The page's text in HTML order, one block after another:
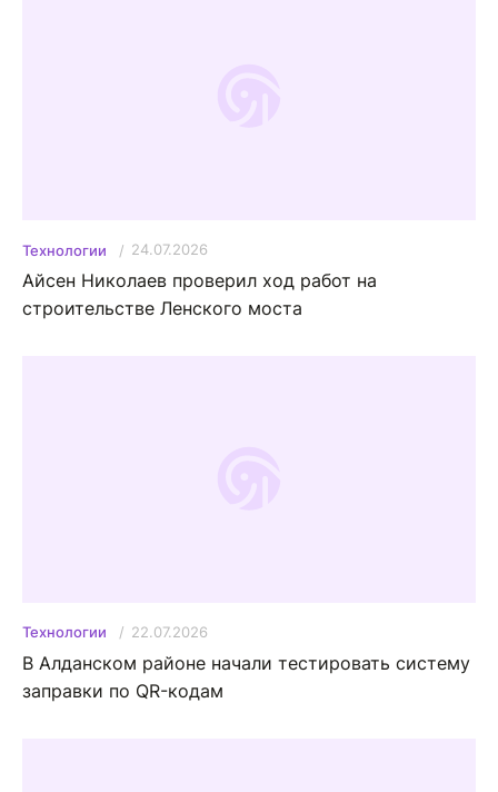
Технологии 24.07.2026
Айсен Николаев проверил ход работ на
строительстве Ленского моста
Технологии 22.07.2026
В Алданском районе начали тестировать систему
заправки по QR-кодам